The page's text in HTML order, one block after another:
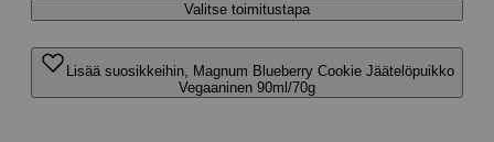
Valitse toimitustapa
Lisää suosikkeihin, Magnum Blueberry Cookie Jäätelöpuikko
Vegaaninen 90ml/70g